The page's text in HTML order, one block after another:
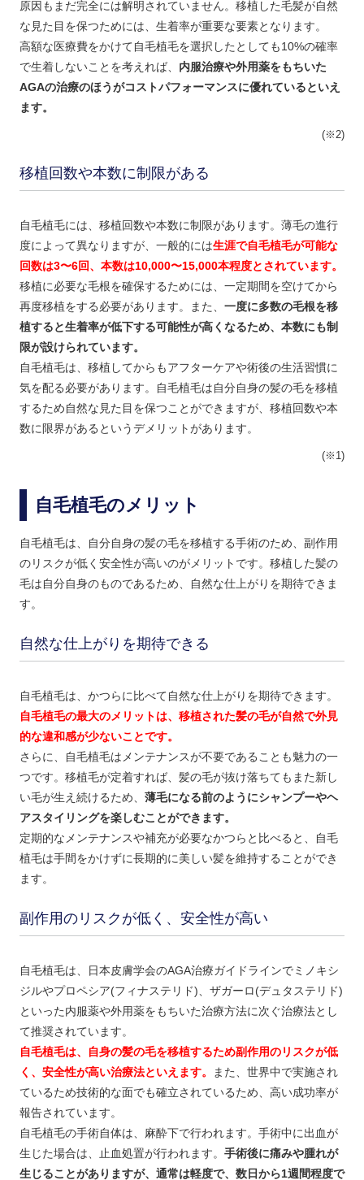
原因もまだ完全には解明されていません。移植した毛髪が自然
な見た目を保つためには、生着率が重要な要素となります。
高額な医療費をかけて自毛植毛を選択したとしても10%の確率
で生着しないことを考えれば、 内服治療や外用薬をもちいた
AGAの治療のほうがコストパフォーマンスに優れているといえ
ます。
(※2)
移植回数や本数に制限がある
自毛植毛には、移植回数や本数に制限があります。薄毛の進行
度によって異なりますが、一般的には生涯で自毛植毛が可能な
回数は3〜6回、本数は10,000〜15,000本程度とされています。
移植に必要な毛根を確保するためには、一定期間を空けてから
再度移植をする必要があります。また、 一度に多数の毛根を移
植すると生着率が低下する可能性が高くなるため、本数にも制
限が設けられています。
自毛植毛は、移植してからもアフターケアや術後の生活習慣に
気を配る必要があります。自毛植毛は自分自身の髪の毛を移植
するため自然な見た目を保つことができますが、移植回数や本
数に限界があるというデメリットがあります。
(※1)
自毛植毛のメリット
自毛植毛は、自分自身の髪の毛を移植する手術のため、副作用
のリスクが低く安全性が高いのがメリットです。移植した髪の
毛は自分自身のものであるため、自然な仕上がりを期待できま
す。
自然な仕上がりを期待できる
自毛植毛は、かつらに比べて自然な仕上がりを期待できます。
自毛植毛の最大のメリットは、移植された髪の毛が自然で外見
的な違和感が少ないことです。
さらに、自毛植毛はメンテナンスが不要であることも魅力の一
つです。移植毛が定着すれば、髪の毛が抜け落ちてもまた新し
い毛が生え続けるため、 薄毛になる前のようにシャンプーやヘ
アスタイリングを楽しむことができます。
定期的なメンテナンスや補充が必要なかつらと比べると、自毛
植毛は手間をかけずに長期的に美しい髪を維持することができ
ます。
副作用のリスクが低く、安全性が高い
自毛植毛は、日本皮膚学会のAGA治療ガイドラインでミノキシ
ジルやプロペシア(フィナステリド)、ザガーロ(デュタステリド)
といった内服薬や外用薬をもちいた治療方法に次ぐ治療法とし
て推奨されています。
自毛植毛は、自身の髪の毛を移植するため副作用のリスクが低
く、安全性が高い治療法といえます。
また、世界中で実施され
ているため技術的な面でも確立されているため、高い成功率が
報告されています。
自毛植毛の手術自体は、麻酔下で行われます。手術中に出血が
生じた場合は、止血処置が行われます。 手術後に痛みや腫れが
生じることがありますが、通常は軽度で、数日から1週間程度で